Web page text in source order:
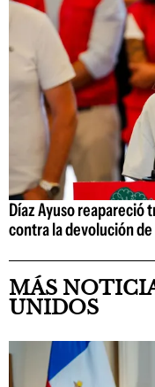
Díaz Ayuso reapareció
contra la devolución
MÁS
UNIDOS